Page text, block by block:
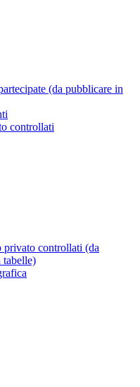
(da pubblicare in
controllati
controllati (da
tabelle)